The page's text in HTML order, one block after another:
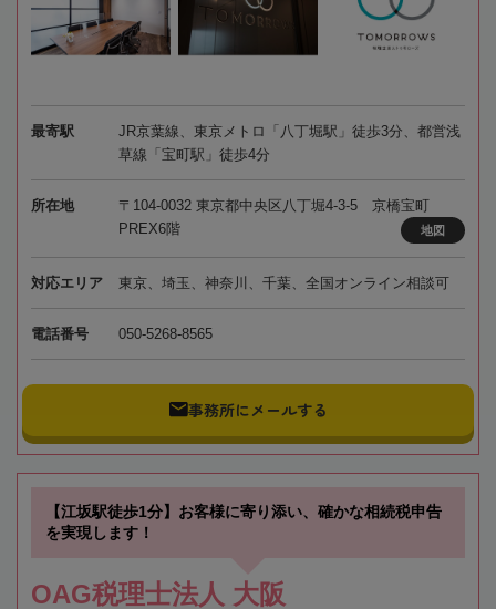
最寄駅
JR京葉線、東京メトロ「八丁堀駅」徒歩3分、都営浅
草線「宝町駅」徒歩4分
所在地
〒104-0032 東京都中央区八丁堀4-3-5 京橋宝町
PREX6階
地図
対応エリア 東京、埼玉、神奈川、千葉、全国オンライン相談可
電話番号 050-5268-8565
事務所にメールする
【江坂駅徒歩1分】お客様に寄り添い、確かな相続税申告
を実現します！
OAG税理士法人 大阪